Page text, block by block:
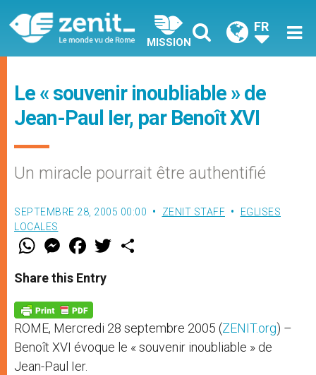
MISSION
FR
Le « souvenir inoubliable » de
Jean-Paul Ier, par Benoît XVI
Un miracle pourrait être authentifié
SEPTEMBRE 28, 2005 00:00 ZENIT STAFF
EGLISES
LOCALES
W
t
s
p
p
M
e
s
e
g
e
r
F
a
e
b
o
k
w
Share this Entry
ROME, Mercredi 28 septembre 2005 (ZENIT.org) –
Benoît XVI évoque le « souvenir inoubliable » de
Jean-Paul Ier.